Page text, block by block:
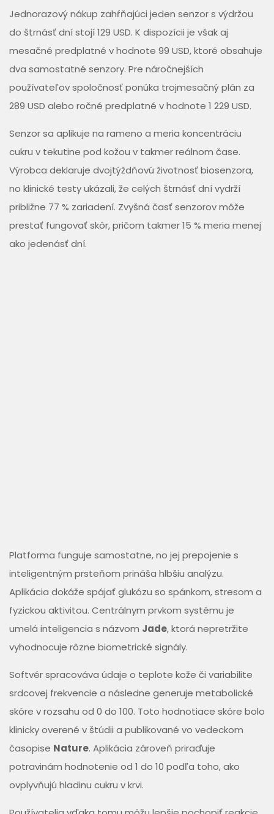
Jednorazový nákup zahŕňajúci jeden senzor s výdržou
do štrnásť dní stojí 129 USD. K dispozícii je však aj
mesačné predplatné v hodnote 99 USD, ktoré obsahuje
dva samostatné senzory. Pre náročnejších
používateľov spoločnosť ponúka trojmesačný plán za
289 USD alebo ročné predplatné v hodnote 1 229 USD.
Senzor sa aplikuje na rameno a meria koncentráciu
cukru v tekutine pod kožou v takmer reálnom čase.
Výrobca deklaruje dvojtýždňovú životnosť biosenzora,
no klinické testy ukázali, že celých štrnásť dní vydrží
približne 77 % zariadení. Zvyšná časť senzorov môže
prestať fungovať skôr, pričom takmer 15 % meria menej
ako jedenásť dní.
Platforma funguje samostatne, no jej prepojenie s
inteligentným prsteňom prináša hlbšiu analýzu.
Aplikácia dokáže spájať glukózu so spánkom, stresom a
fyzickou aktivitou. Centrálnym prvkom systému je
umelá inteligencia s názvom Jade, ktorá nepretržite
vyhodnocuje rôzne biometrické signály.
Softvér spracováva údaje o teplote kože či variabilite
srdcovej frekvencie a následne generuje metabolické
skóre v rozsahu od 0 do 100. Toto hodnotiace skóre bolo
klinicky overené v štúdii a publikované vo vedeckom
časopise Nature. Aplikácia zároveň priraďuje
potravinám hodnotenie od 1 do 10 podľa toho, ako
ovplyvňujú hladinu cukru v krvi.